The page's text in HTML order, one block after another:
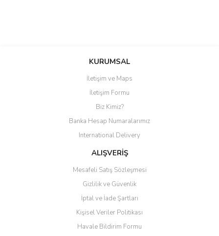
Yorum Yaz
KURUMSAL
İletişim ve Maps
İletişim Formu
Biz Kimiz?
Banka Hesap Numaralarımız
International Delivery
ALIŞVERİŞ
Mesafeli Satış Sözleşmesi
Gizlilik ve Güvenlik
İptal ve İade Şartları
Kişisel Veriler Politikası
Havale Bildirim Formu